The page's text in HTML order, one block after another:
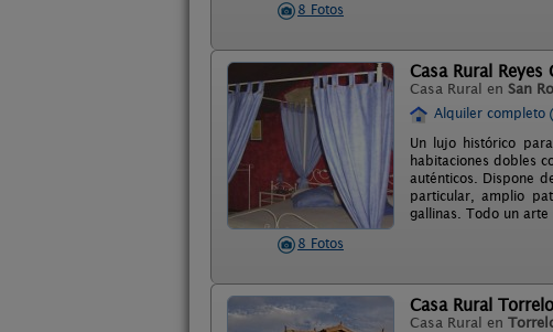
8 Fotos
8 Fotos
Casa Rural Reyes
Casa Rural en San
Alquiler completo
Un lujo histórico
habitaciones dobles
auténticos. Dispone
particular, amplio
gallinas. Todo un arte
Casa Rural
Casa Rural en